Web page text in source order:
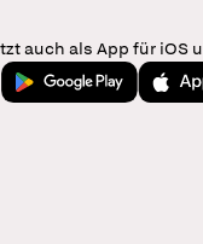
auch als App für iOS
Jetzt bei Google Play
Laden